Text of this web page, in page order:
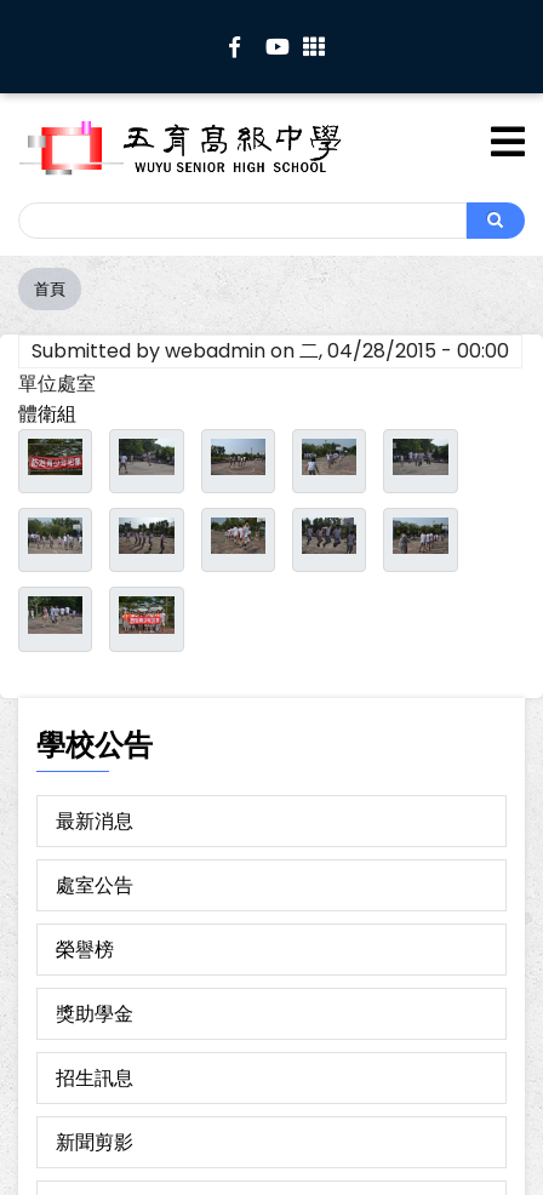
內
Search
Search
導
航
連
結
首頁
Submitted bywebadminon二, 04/28/2015 - 00:00
單位處室
體衛組
學校公告
最新消息
處室公告
榮譽榜
獎助學金
招生訊息
新聞剪影